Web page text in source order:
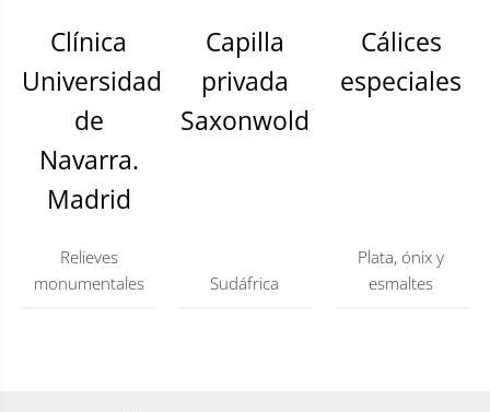
Clínica
Universidad
de
Navarra.
Madrid
Relieves
monumentales
Capilla
privada
Saxonwold
Sudáfrica
Cálices
especiales
Plata, ónix y
esmaltes